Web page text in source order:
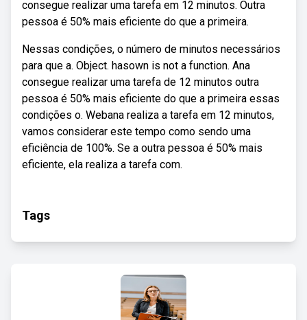
consegue realizar uma tarefa em 12 minutos. Outra
pessoa é 50% mais eficiente do que a primeira.
Nessas condições, o número de minutos necessários
para que a. Object. hasown is not a function. Ana
consegue realizar uma tarefa de 12 minutos outra
pessoa é 50% mais eficiente do que a primeira essas
condições o. Webana realiza a tarefa em 12 minutos,
vamos considerar este tempo como sendo uma
eficiência de 100%. Se a outra pessoa é 50% mais
eficiente, ela realiza a tarefa com.
Tags